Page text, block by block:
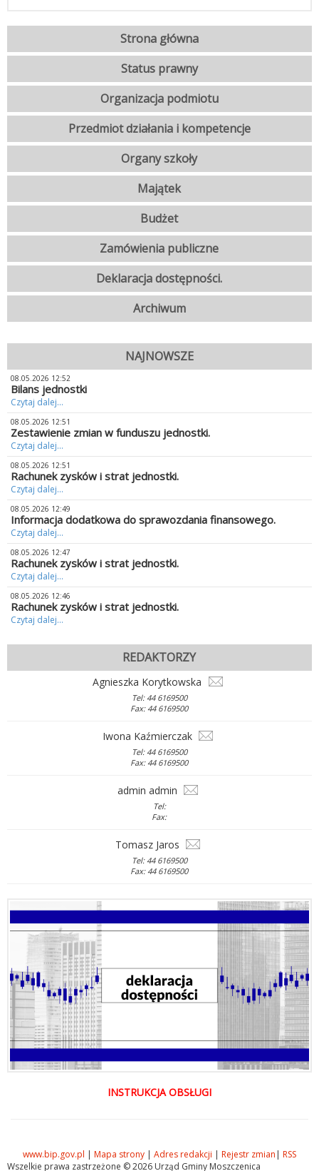
Strona główna
Status prawny
Organizacja podmiotu
Przedmiot działania i kompetencje
Organy szkoły
Majątek
Budżet
Zamówienia publiczne
Deklaracja dostępności.
Archiwum
NAJNOWSZE
08.05.2026 12:52
Bilans jednostki
Czytaj dalej...
08.05.2026 12:51
Zestawienie zmian w funduszu jednostki.
Czytaj dalej...
08.05.2026 12:51
Rachunek zysków i strat jednostki.
Czytaj dalej...
08.05.2026 12:49
Informacja dodatkowa do sprawozdania finansowego.
Czytaj dalej...
08.05.2026 12:47
Rachunek zysków i strat jednostki.
Czytaj dalej...
08.05.2026 12:46
Rachunek zysków i strat jednostki.
Czytaj dalej...
REDAKTORZY
Agnieszka Korytkowska
Tel: 44 6169500
Fax: 44 6169500
Iwona Kaźmierczak
Tel: 44 6169500
Fax: 44 6169500
admin admin
Tel:
Fax:
Tomasz Jaros
Tel: 44 6169500
Fax: 44 6169500
INSTRUKCJA OBSŁUGI
www.bip.gov.pl | Mapa strony | Adres redakcji | Rejestr zmian | RSS
Wszelkie prawa zastrzeżone © 2026 Urząd Gminy Moszczenica